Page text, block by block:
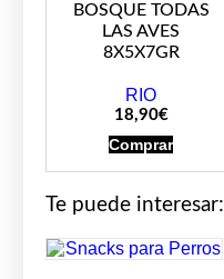
BOSQUE TODAS
LAS AVES
8X5X7GR
RIO
18,90€
Comprar
Te puede interesar: